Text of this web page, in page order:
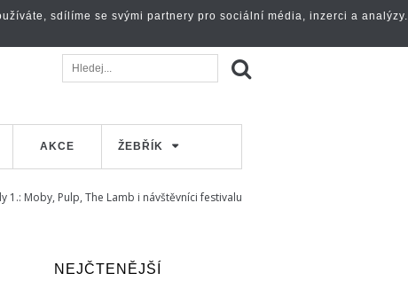
AKCE ŽEBŘÍK
1.: Moby, Pulp, The Lamb i návštěvníci festivalu
NEJČTENĚJŠÍ
sdílíme se svými partnery pro sociální média, inzerci a analýzy.